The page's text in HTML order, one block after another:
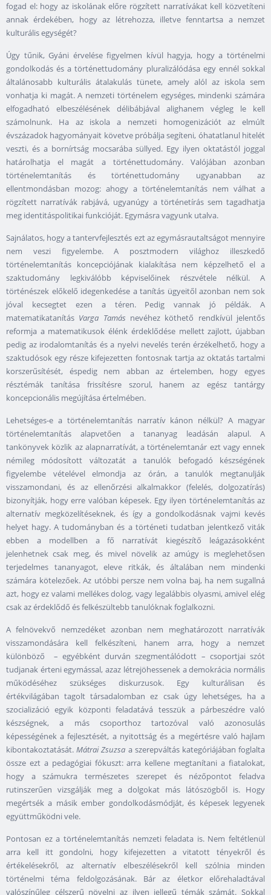
fogad el: hogy az iskolának előre rögzített narratívákat kell közvetíteni
annak érdekében, hogy az létrehozza, illetve fenntartsa a nemzet
kulturális egységét?
Úgy tűnik, Gyáni érvelése figyelmen kívül hagyja, hogy a történelmi
gondolkodás és a történettudomány pluralizálódása egy ennél sokkal
általánosabb kulturális átalakulás tünete, amely alól az iskola sem
vonhatja ki magát. A nemzeti történelem egységes, mindenki számára
elfogadható elbeszélésének délibábjával alighanem végleg le kell
számolnunk. Ha az iskola a nemzeti homogenizációt az elmúlt
évszázadok hagyományait követve próbálja segíteni, óhatatlanul hitelét
veszti, és a bornírtság mocsarába süllyed. Egy ilyen oktatástól joggal
határolhatja el magát a történettudomány. Valójában azonban
történelemtanítás és történettudomány ugyanabban az
ellentmondásban mozog: ahogy a történelemtanítás nem válhat a
rögzített narratívák rabjává, ugyanúgy a történetírás sem tagadhatja
meg identitáspolitikai funkcióját. Egymásra vagyunk utalva.
Sajnálatos, hogy a tantervfejlesztés ezt az egymásrautaltságot mennyire
nem veszi figyelembe. A posztmodern világhoz illeszkedő
történelemtanítás koncepciójának kialakítása nem képzelhető el a
szaktudomány legkiválóbb képviselőinek részvétele nélkül. A
történészek előkelő idegenkedése a tanítás ügyeitől azonban nem sok
jóval kecsegtet ezen a téren. Pedig vannak jó példák. A
matematikatanítás Varga Tamás nevéhez köthető rendkívül jelentős
reformja a matematikusok élénk érdeklődése mellett zajlott, újabban
pedig az irodalomtanítás és a nyelvi nevelés terén érzékelhető, hogy a
szaktudósok egy része kifejezetten fontosnak tartja az oktatás tartalmi
korszerűsítését, éspedig nem abban az értelemben, hogy egyes
résztémák tanítása frissítésre szorul, hanem az egész tantárgy
koncepcionális megújítása értelmében.
Lehetséges-e a történelemtanítás narratív kánon nélkül? A magyar
történelemtanítás alapvetően a tananyag leadásán alapul. A
tankönyvek közlik az alapnarratívát, a történelemtanár ezt vagy ennek
némileg módosított változatát a tanulók befogadó készségének
figyelembe vételével elmondja az órán, a tanulók megtanulják
visszamondani, és az ellenőrzési alkalmakkor (felelés, dolgozatírás)
bizonyítják, hogy erre valóban képesek. Egy ilyen történelemtanítás az
alternatív megközelítéseknek, és így a gondolkodásnak vajmi kevés
helyet hagy. A tudományban és a történeti tudatban jelentkező viták
ebben a modellben a fő narratívát kiegészítő leágazásokként
jelenhetnek csak meg, és mivel növelik az amúgy is meglehetősen
terjedelmes tananyagot, eleve ritkák, és általában nem mindenki
számára kötelezőek. Az utóbbi persze nem volna baj, ha nem sugallná
azt, hogy ez valami mellékes dolog, vagy legalábbis olyasmi, amivel elég
csak az érdeklődő és felkészültebb tanulóknak foglalkozni.
A felnövekvő nemzedéket azonban nem meghatározott narratívák
visszamondására kell felkészíteni, hanem arra, hogy a nemzet
különböző – egyébként durván szegmentálódott – csoportjai szót
tudjanak érteni egymással, azaz létrejöhessenek a demokrácia normális
működéséhez szükséges diskurzusok. Egy kulturálisan és
értékvilágában tagolt társadalomban ez csak úgy lehetséges, ha a
szocializáció egyik központi feladatává tesszük a párbeszédre való
készségnek, a más csoporthoz tartozóval való azonosulás
képességének a fejlesztését, a nyitottság és a megértésre való hajlam
kibontakoztatását.Mátrai Zsuzsa a szerepváltás kategóriájában foglalta
össze ezt a pedagógiai fókuszt: arra kellene megtanítani a fiatalokat,
hogy a számukra természetes szerepet és nézőpontot feladva
rutinszerűen vizsgálják meg a dolgokat más látószögből is. Hogy
megértsék a másik ember gondolkodásmódját, és képesek legyenek
együttműködni vele.
Pontosan ez a történelemtanítás nemzeti feladata is. Nem feltétlenül
arra kell itt gondolni, hogy kifejezetten a vitatott tényekről és
értékelésekről, az alternatív elbeszélésekről kell szólnia minden
történelmi téma feldolgozásának. Bár az életkor előrehaladtával
valószínűleg célszerű növelni az ilyen jellegű témák számát. Sokkal